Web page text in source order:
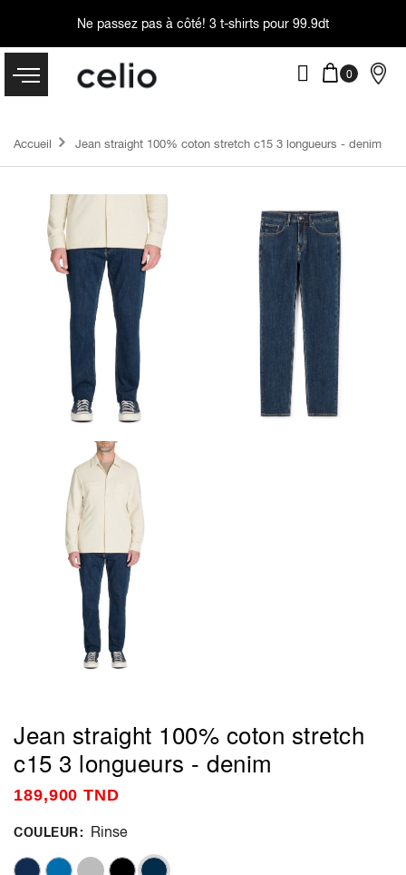
Ne passez pas à côté! 3 t-shirts pour 99.9dt
Accueil Jean straight 100% coton stretch c15 3 longueurs - denim
Jean straight 100% coton stretch
c15 3 longueurs - denim
189,900 TND
COULEUR Rinse